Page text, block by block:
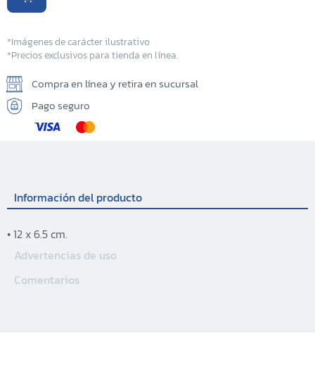
*Imágenes de carácter ilustrativo
*Precios exclusivos para tienda en línea.
Compra en línea y retira en sucursal
Pago seguro
Información del producto
• 12 x 6.5 cm.
Advertencias de uso
Comentarios